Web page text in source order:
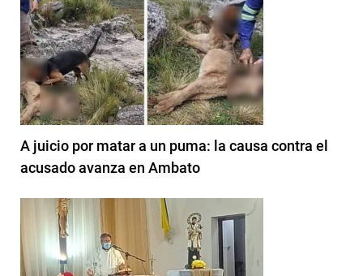
A juicio por matar a un puma: la causa contra el
acusado avanza en Ambato